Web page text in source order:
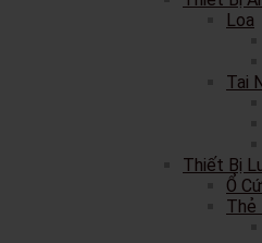
Loa
Tai
Thiết Bị
Ổ
Thẻ